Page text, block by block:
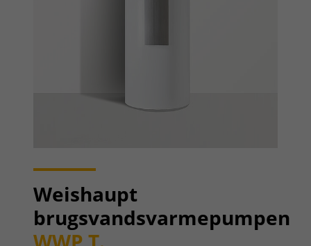
Weishaupt
brugsvandsvarmepumpen